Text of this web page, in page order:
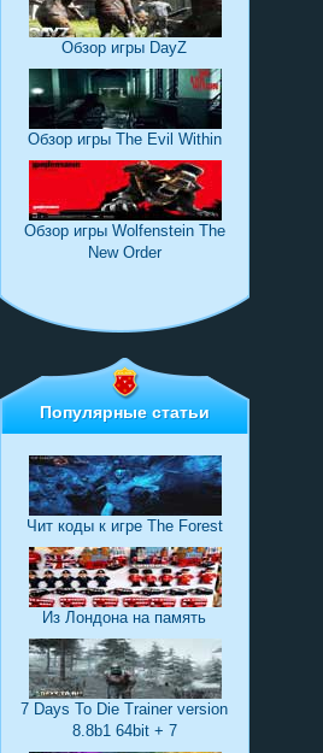
Обзор игры DayZ
Обзор игры The Evil Within
Обзор игры Wolfenstein The
New Order
Популярные статьи
Чит коды к игре The Forest
Из Лондона на память
7 Days To Die Trainer version
8.8b1 64bit + 7